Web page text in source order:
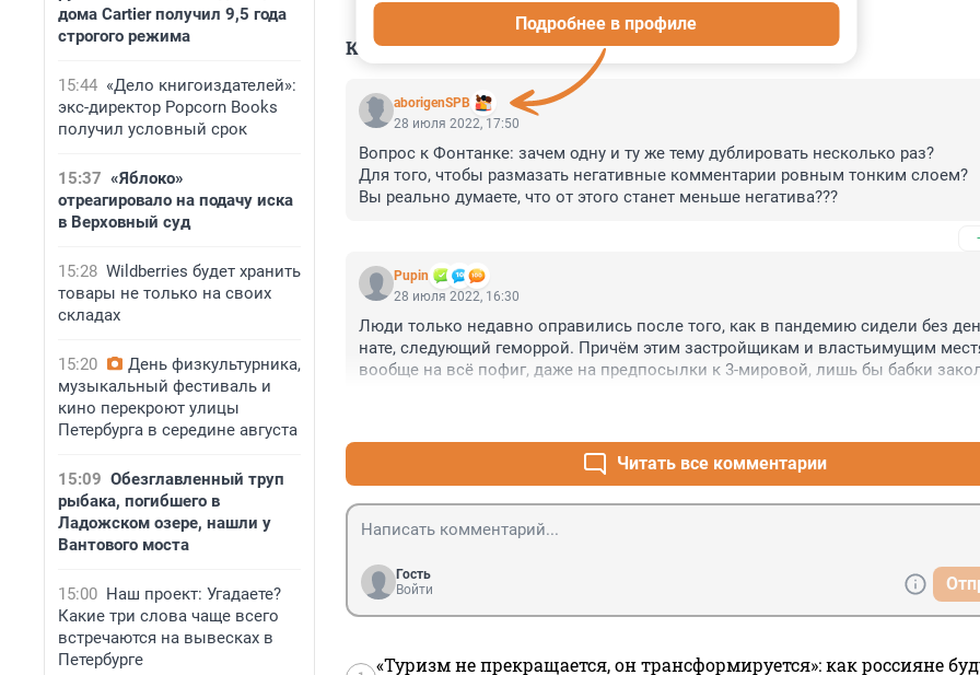
дома Cartier получил 9,5 года
строгого режима
15:44 «Дело книгоиздателей»:
экс-директор Popcorn Books
получил условный срок
15:37 «Яблоко»
отреагировало на подачу иска
в Верховный суд
15:28 Wildberries будет хранить
товары не только на своих
складах
15:20
День физкультурника,
музыкальный фестиваль и
кино перекроют улицы
Петербурга в середине августа
15:09 Обезглавленный труп
рыбака, погибшего в
Ладожском озере, нашли у
Вантового моста
15:00 Наш проект: Угадаете?
Какие три слова чаще всего
встречаются на вывесках в
Петербурге
КОММЕНТАРИИ 23
aborigenSPB
Подробнее в профиле
28 июля 2022, 17:50
Вопрос к Фонтанке: зачем одну и ту же тему дублировать несколько раз?
Для того, чтобы размазать негативные комментарии ровным тонким слоем?
Вы реально думаете, что от этого станет меньше негатива???
Pupin
28 июля 2022, 16:30
Люди только недавно оправились после того, как в пандемию сидели без
нате, следующий геморрой. Причём этим застройщикам и властьимущим
вообще на всё пофиг, даже на предпосылки к 3-мировой, лишь бы бабки
Читать все комментарии
Гость
Войти
«Туризм не прекращается, он трансформируется»: как россияне